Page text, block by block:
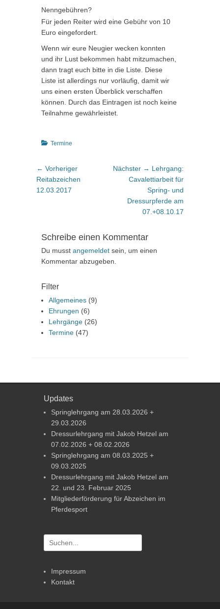
Nenngebühren?
Für jeden Reiter wird eine Gebühr von 10
Euro eingefordert.
Wenn wir eure Neugier wecken konnten
und ihr Lust bekommen habt mitzumachen,
dann tragt euch bitte in die Liste. Diese
Liste ist allerdings nur vorläufig, damit wir
uns einen ersten Überblick verschaffen
können. Durch das Eintragen ist noch keine
Teilnahme gewährleistet.
Kategorien
Termine
Beitragsnavigation
← VorherigerVorheriger
Beitrag:
Reitabzeichen
12.03.2017
Nächster → Nächster
Beitrag:
Lehrgang:
Cavalettiarbeit für
Spring- und
Dressurpferde am
07.+08.10.17
Schreibe einen Kommentar
Du musst angemeldet sein, um einen
Kommentar abzugeben.
Filter
Allgemeines (9)
Ehrungen (6)
Lehrgänge (26)
Termine (47)
Updates
Springlehrgang am 28.03.2026 +
29.03.2026
Dressurlehrgang mit Jakob Hetzel am
07.02.2026 + 08.02.2026
Springlehrgang am 08.03.2025 +
09.03.2025
Dressurlehrgang mit Jakob Hetzel am
22. und 23. Februar 2025
Mitgliederförderung für Abzeichen im
Pferdesport
Suchen
nach:
Impressum
Kontakt